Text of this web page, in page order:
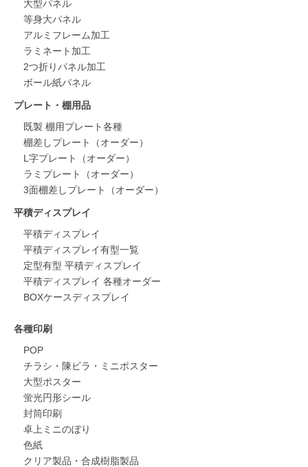
大型パネル
等身大パネル
アルミフレーム加工
ラミネート加工
2つ折りパネル加工
ボール紙パネル
プレート・棚用品
既製 棚用プレート各種
棚差しプレート（オーダー）
L字プレート（オーダー）
ラミプレート（オーダー）
3面棚差しプレート（オーダー）
平積ディスプレイ
平積ディスプレイ
平積ディスプレイ有型一覧
定型有型 平積ディスプレイ
平積ディスプレイ 各種オーダー
BOXケースディスプレイ
各種印刷
POP
チラシ・陳ビラ・ミニポスター
大型ポスター
蛍光円形シール
封筒印刷
卓上ミニのぼり
色紙
クリア製品・合成樹脂製品